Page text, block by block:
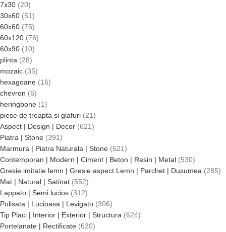
7x30 20
30x60 51
60x60 75
60x120 76
60x90 10
plinta 28
mozaic 35
hexagoane 16
chevron 6
heringbone 1
piese de treapta si glafuri 21
Aspect | Design | Decor 621
Piatra | Stone 391
Marmura | Piatra Naturala | Stone 521
Contemporan | Modern | Ciment | Beton | Resin | Metal 530
Gresie imitatie lemn | Gresie aspect Lemn | Parchet | Dusumea 285
Mat | Natural | Satinat 552
Lappato | Semi lucios 312
Polisata | Lucioasa | Levigato 306
Tip Placi | Interior | Exterior | Structura 624
Portelanate | Rectificate 620